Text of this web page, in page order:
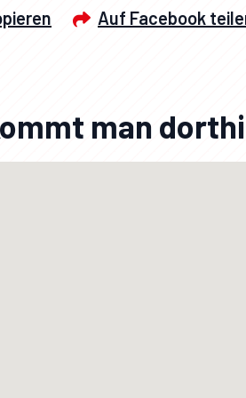
Auf Facebook
man